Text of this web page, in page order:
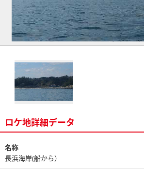
ロケ地詳細データ
名称
長浜海岸(船から）